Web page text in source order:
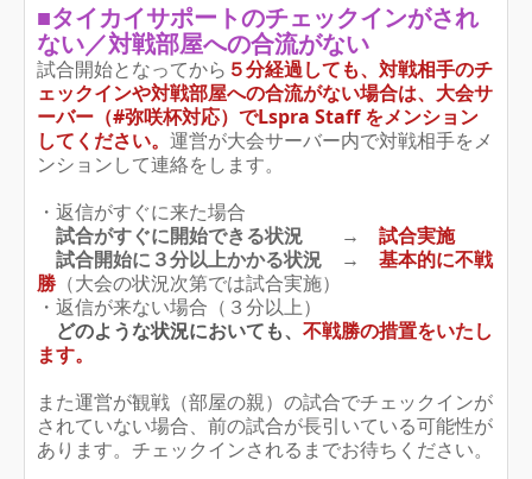
■タイカイサポートのチェックインがされ
ない／対戦部屋への合流がない
試合開始となってから ５分経過しても、対戦相手のチ
ェックインや対戦部屋への合流がない場合は、大会サ
ーバー（#弥咲杯対応）でLspra Staff をメンション
してください。 運営が大会サーバー内で対戦相手をメ
ンションして連絡をします。
・返信がすぐに来た場合
試合がすぐに開始できる状況 → 試合実施
試合開始に３分以上かかる状況 → 基本的に不戦
勝 （大会の状況次第では試合実施）
・返信が来ない場合（３分以上）
どのような状況においても、 不戦勝の措置をいたし
ます。
また運営が観戦（部屋の親）の試合でチェックインが
されていない場合、前の試合が長引いている可能性が
あります。チェックインされるまでお待ちください。